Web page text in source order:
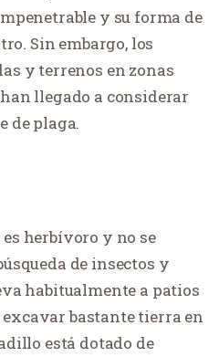
y su forma de
Sin embargo, los
y terrenos en zonas
llegado a considerar
de plaga.
herbívoro y no se
de insectos y
habitualmente a patios
excavar bastante tierra en
está dotado de